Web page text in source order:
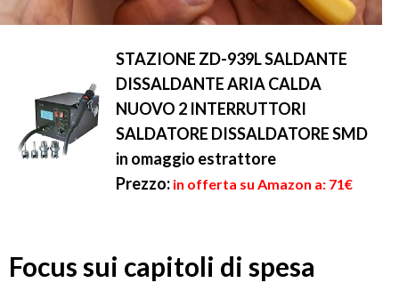
STAZIONE ZD-939L SALDANTE
DISSALDANTE ARIA CALDA
NUOVO 2 INTERRUTTORI
SALDATORE DISSALDATORE SMD
in omaggio estrattore
Prezzo: in offerta su Amazon a: 71€
Focus sui capitoli di spesa